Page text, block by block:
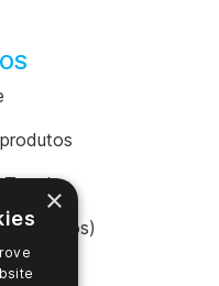
Unidos)
×